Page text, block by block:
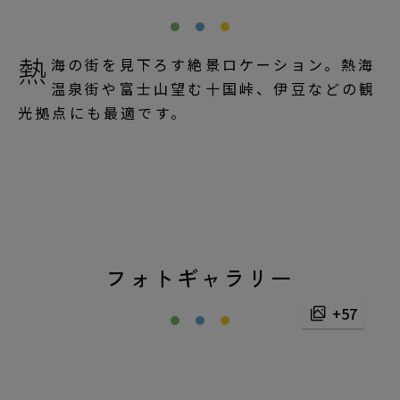
熱 海の街を見下ろす絶景ロケーション。熱海
温泉街や富士山望む十国峠、伊豆などの観
光拠点にも最適です。
リゾートマップ 観光
フォトギャラリー
+57